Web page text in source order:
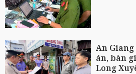
An
án, bàn
Long